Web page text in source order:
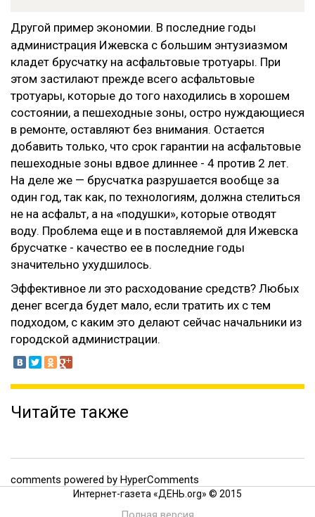
Другой пример экономии. В последние годы
администрация Ижевска с большим энтузиазмом
кладет брусчатку на асфальтовые тротуары. При
этом застилают прежде всего асфальтовые
тротуары, которые до того находились в хорошем
состоянии, а пешеходные зоны, остро нуждающиеся
в ремонте, оставляют без внимания. Остается
добавить только, что срок гарантии на асфальтовые
пешеходные зоны вдвое длиннее - 4 против 2 лет.
На деле же — брусчатка разрушается вообще за
один год, так как, по технологиям, должна стелиться
не на асфальт, а на «подушки», которые отводят
воду. Проблема еще и в поставляемой для Ижевска
брусчатке - качество ее в последние годы
значительно ухудшилось.
Эффективное ли это расходование средств? Любых
денег всегда будет мало, если тратить их с тем
подходом, с каким это делают сейчас начальники из
городской администрации.
Читайте также
comments powered by HyperComments
Интернет-газета «ДЕНЬ.org» © 2015